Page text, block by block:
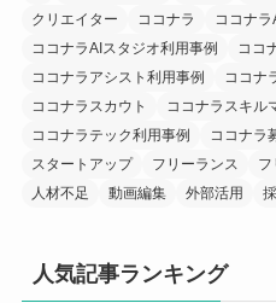
クリエイター
ココナラ
ココナ
ココナラAIスタジオ利用事例
ココ
ココナラアシスト利用事例
ココナ
ココナラスカウト
ココナラスキル
ココナラテック利用事例
ココナラ
スタートアップ
フリーランス フ
人材不足
動画編集 外部活用
人気記事ランキング